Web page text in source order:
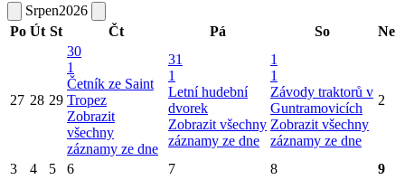
Srpen2026
Po Út St Čt Pá So Ne
27 28 29
30
1
Četník ze Saint
Tropez
Zobrazit
všechny
záznamy ze dne
31
1
Letní hudební
dvorek
Zobrazit všechny
záznamy ze dne
1
1
Závody traktorů v
Guntramovicích
Zobrazit všechny
záznamy ze dne
2
3 4 5 6 7 8 9